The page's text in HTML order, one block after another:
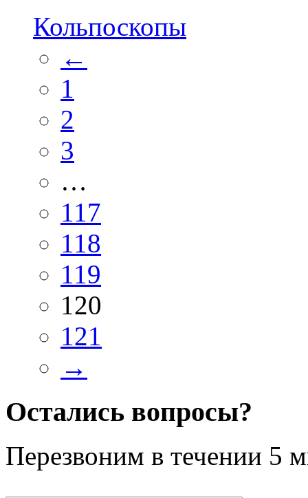
Кольпоскопы
←
1
2
3
…
117
118
119
120
121
→
Остались вопросы?
Перезвоним в течении 5